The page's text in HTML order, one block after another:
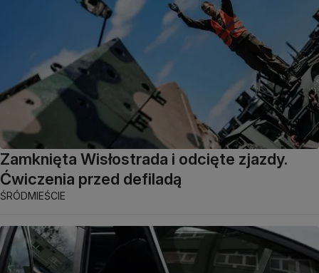
Zamknięta Wisłostrada i odcięte zjazdy.
Ćwiczenia przed defiladą
ŚRÓDMIEŚCIE